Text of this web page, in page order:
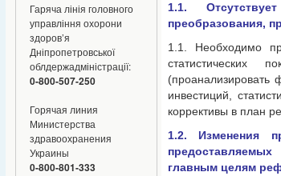
Гаряча лінія головного
управління охорони
здоров’я
Дніпропетровської
облдержадміністрації:
0-800-507-250
Горячая линия
Министерства
здравоохранения
Украины
0-800-801-333
1.1.
преобразования,
1.1. Необходимо
(проанализировать
инвестиций,
коррективы в план
1.2. Изменения
главным целям